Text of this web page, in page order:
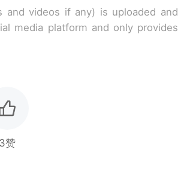
videos if any) is uploaded and
media platform and only provides
3赞